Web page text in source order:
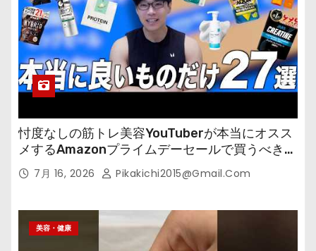
忖度なしの筋トレ美容YouTuberが本当にオスス
メするAmazonプライムデーセールで買うべきも
の 7月 16, 2026 Pikakichi2015@gmail.com
美容・健康